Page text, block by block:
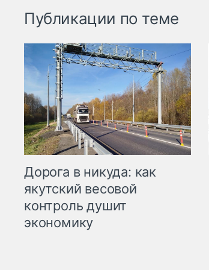
Публикации по теме
Дорога в никуда: как
якутский весовой
контроль душит
экономику